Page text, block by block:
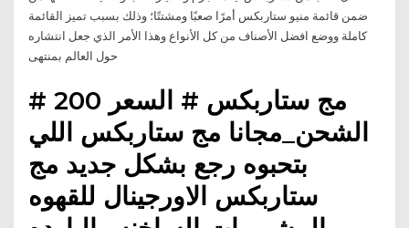
ضمن قائمة منيو ستاربكس أمرًا صعبًا ومشتتًا؛ وذلك بسبب تميز القائمة
كاملة ووضع افضل الأصناف من كل الأنواع وهذا الأمر الذي جعل انتشاره
حول العالم بمنتهى
مج ستاربكس # السعر 200 #
الشحن_مجانا مج ستاربكس اللي
بتحبوه رجع بشكل جديد مج
ستاربكس الاورجينال للقهوه